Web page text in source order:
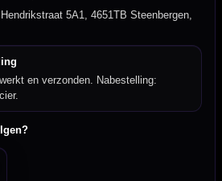
5A1, 4651TB Steenbergen,
en verzonden. Nabestelling: